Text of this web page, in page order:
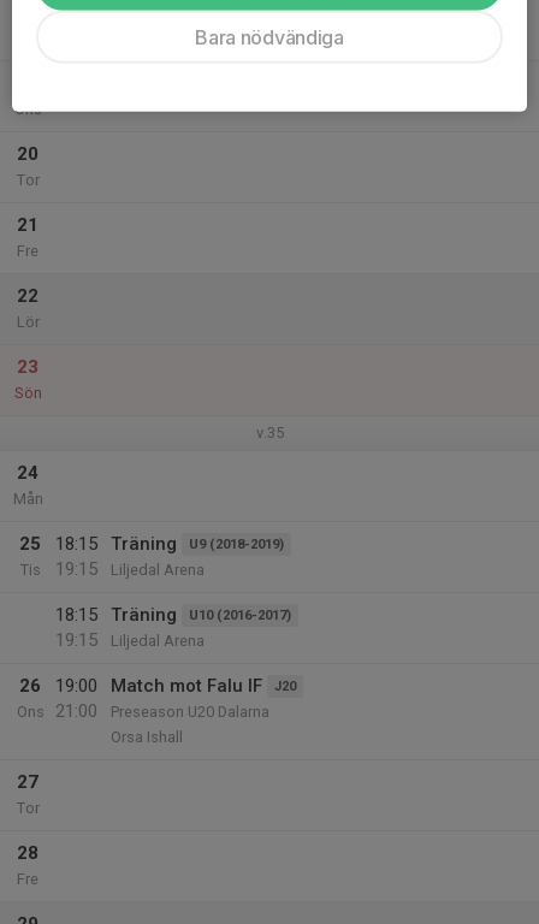
18:15
Ispremiär U9 (2018-2019)
Liljedal Arena
Ons
20
Tor
21
Fre
22
Lör
23
Sön
v.35
24
Mån
25
Tis
18:15
19:15
Träning U9 (2018-2019)
Liljedal Arena
18:15
19:15
Träning U10 (2016-2017)
Liljedal Arena
26
Ons
19:00
21:00
Match mot Falu IF J20
Preseason U20 Dalarna
Orsa Ishall
27
Tor
28
Fre
Bara nödvändiga